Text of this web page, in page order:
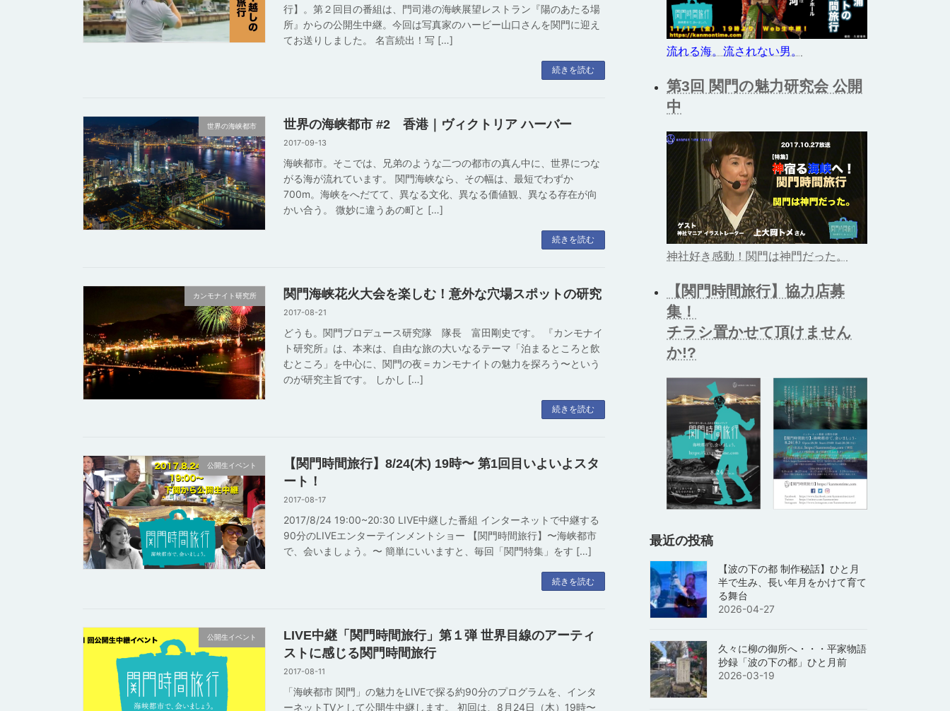
行】。第２回目の番組は、門司港の海峡展望レストラン『陽のあたる場
所』からの公開生中継。今回は写真家のハービー山口さんを関門に迎え
てお送りしました。 名言続出！写 […]
続きを読む
世界の海峡都市 世界の海峡都市 #2 香港｜ヴィクトリア ハーバー
2017-09-13
海峡都市。そこでは、兄弟のような二つの都市の真ん中に、世界につな
がる海が流れています。 関門海峡なら、その幅は、最短でわずか
700m。海峡をへだてて、異なる文化、異なる価値観、異なる存在が向
かい合う。 微妙に違うあの町と […]
続きを読む
カンモナイト研究所 関門海峡花火大会を楽しむ！意外な穴場スポットの研究
2017-08-21
どうも。関門プロデュース研究隊 隊長 富田剛史です。 『カンモナイ
ト研究所』は、本来は、自由な旅の大いなるテーマ「泊まるところと飲
むところ」を中心に、関門の夜＝カンモナイトの魅力を探ろう〜という
のが研究主旨です。 しかし […]
続きを読む
公開生イベント
【関門時間旅行】8/24(木) 19時〜 第1回目いよいよスタ
ート！
2017-08-17
2017/8/24 19:00~20:30 LIVE中継した番組 インターネットで中継する
90分のLIVEエンターテインメントショー 【関門時間旅行】〜海峡都市
で、会いましょう。〜 簡単にいいますと、毎回「関門特集」をす […]
続きを読む
公開生イベント
LIVE中継「関門時間旅行」第１弾 世界目線のアーティ
ストに感じる関門時間旅行
2017-08-11
「海峡都市 関門」の魅力をLIVEで探る約90分のプログラムを、インタ
ーネットTVとして公開生中継します。 初回は、8月24日（木）19時〜
流れる海。流されない男。
第3回 関門の魅力研究会 公開
中
神社好き感動！関門は神門だった。
【関門時間旅行】協力店募
集！
チラシ置かせて頂けません
か!?
最近の投稿
【波の下の都 制作秘話】ひと月
半で生み、長い年月をかけて育て
る舞台
2026-04-27
久々に柳の御所へ・・・平家物語
抄録「波の下の都」ひと月前
2026-03-19